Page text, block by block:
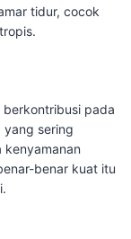
tidur, cocok
pada
yang sering
benar kuat itu